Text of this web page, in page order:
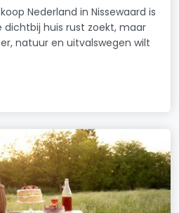
Nederland in Nissewaard is
dichtbij huis rust zoekt, maar
natuur en uitvalswegen wilt